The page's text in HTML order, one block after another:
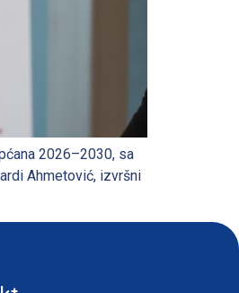
2026–2030, sа
Ahmetović, izvršni